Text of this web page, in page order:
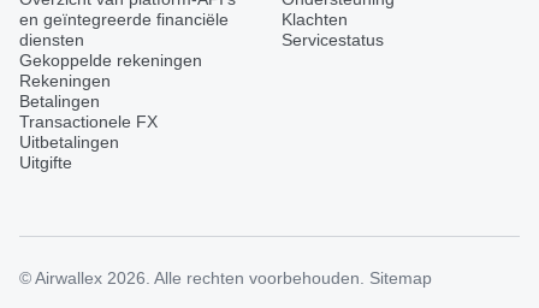
en geïntegreerde financiële
diensten
Gekoppelde rekeningen
Rekeningen
Betalingen
Transactionele FX
Uitbetalingen
Uitgifte
Klachten
Servicestatus
© Airwallex 2026. Alle rechten voorbehouden. Sitemap